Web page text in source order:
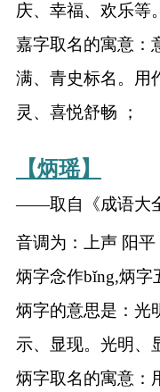
庆、幸福、欢乐等
嘉字取名的寓意：
满、青史标名。用
灵、喜悦舒畅 ；
【炳瑶】
——取自《成语大
音调为：上声 阳
炳字念作bǐng,炳字
炳字的意思是：光
示、显现。光明、
炳字取名的寓意：